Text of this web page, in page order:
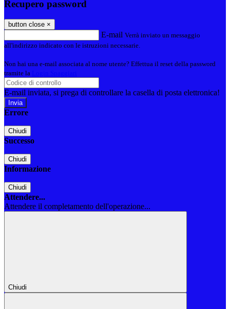
Recupero password
button close ×
E-mail Verrà inviato un messaggio
all'indirizzo indicato con le istruzioni necessarie.
Non hai una e-mail associata al nome utente? Effettua il reset della password
tramite la
E-mail inviata, si prega di controllare la casella di posta elettronica!
Errore
Chiudi
Successo
Chiudi
Informazione
Chiudi
Attendere...
Attendere il completamento dell'operazione...
Chiudi